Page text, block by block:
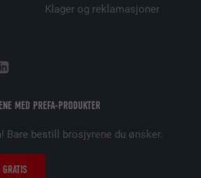
MED PREFA-PRODUKTER
Bare bestill brosjyrene du ønsker.
Klager og reklamasjoner